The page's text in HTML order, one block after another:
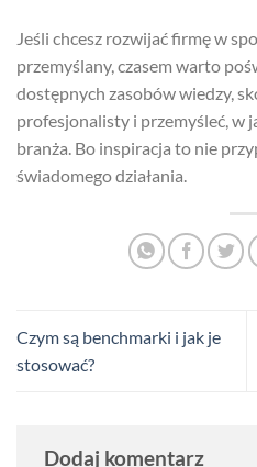
Jeśli chcesz rozwijać firmę w
przemyślany, czasem warto
dostępnych zasobów wiedzy,
profesjonalisty i przemyśleć, w
branża. Bo inspiracja to nie
świadomego działania.
Czym są benchmarki i jak je
stosować?
Dodaj komentarz